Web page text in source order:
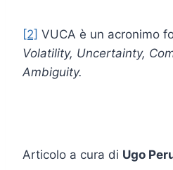
[2] VUCA è un acronimo
Volatility, Uncertainty,
Ambiguity.
Articolo a cura di Ugo